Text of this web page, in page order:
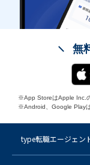
無
※App StoreはApple Inc.
※Android、Google Play
type転職エージェン